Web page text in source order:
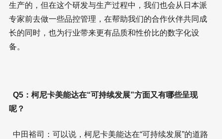
生产的，但在这个研发与生产过程中，我们也会从日本派
专家前去做一些品控管理，在帮助我们的合作伙伴共同成
长的同时，也为行业带来更有品质和性价比的数字化设
备。
Q5：柯尼卡美能达在“可持续发展”方面又有哪些呈现
呢？
中田裕司：可以说，柯尼卡美能达在“可持续发展”的道路